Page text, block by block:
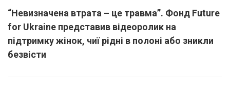
“Невизначена втрата – це травма”. Фонд Future
for Ukraine представив відеоролик на
підтримку жінок, чиї рідні в полоні або зникли
безвісти